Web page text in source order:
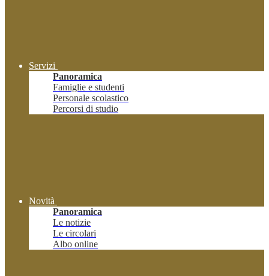
Servizi
Panoramica
Famiglie e studenti
Personale scolastico
Percorsi di studio
Novità
Panoramica
Le notizie
Le circolari
Albo online